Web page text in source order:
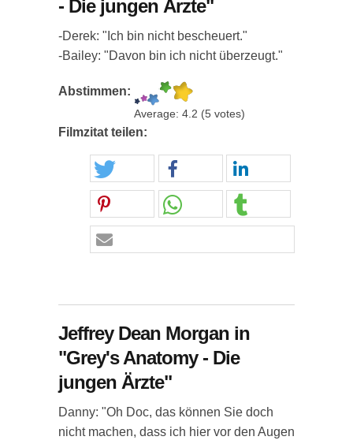
- Die jungen Ärzte"
-Derek: "Ich bin nicht bescheuert."
-Bailey: "Davon bin ich nicht überzeugt."
Abstimmen:
Average: 4.2 (5 votes)
Filmzitat teilen:
Jeffrey Dean Morgan in
"Grey's Anatomy - Die
jungen Ärzte"
Danny: "Oh Doc, das können Sie doch
nicht machen, dass ich hier vor den Augen